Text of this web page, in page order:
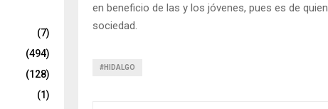
en beneficio de las y los jóvenes, pues es de
sociedad.
#HIDALGO
(7)
(494)
(128)
(1)